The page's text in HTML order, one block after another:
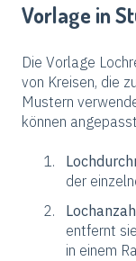
Vorlage in
Die Vorlage
von Kreisen, die
Mustern
können
der
entfernt
in einem